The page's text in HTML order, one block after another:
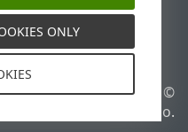
ESET Status Portal
الدعم الإقليمي
© 1992 - 2025 ESET, spol. s
r.o.‎ - جميع الحقوق محفوظة.
ONLY